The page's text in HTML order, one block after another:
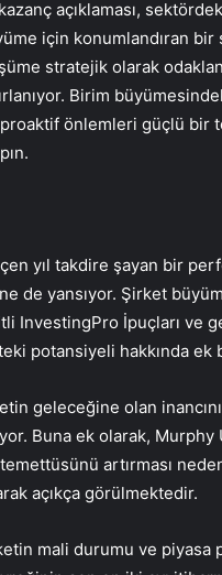
açıklaması,
için konumlandıran
stratejik olarak
Birim
önlemleri güçlü bir
yıl takdire şayan bir
de yansıyor. Şirket
InvestingPro İpuçları ve
potansiyeli hakkında ek
geleceğine olan
Buna ek olarak, Murphy
artırması
açıkça görülmektedir.
mali durumu ve piyasa